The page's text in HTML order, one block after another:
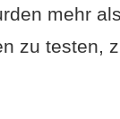
mehr
zu testen,